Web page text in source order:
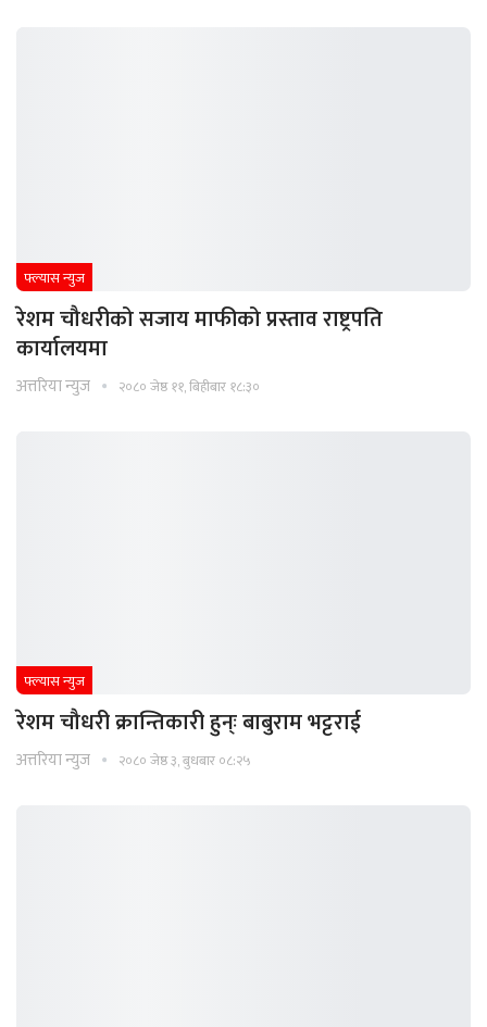
फ्ल्यास न्युज
रेशम चौधरीको सजाय माफीको प्रस्ताव राष्ट्रपति
कार्यालयमा
अत्तरिया न्युज २०८० जेष्ठ ११, बिहीबार १८:३०
फ्ल्यास न्युज
रेशम चौधरी क्रान्तिकारी हुन्ः बाबुराम भट्टराई
अत्तरिया न्युज २०८० जेष्ठ ३, बुधबार ०८:२५